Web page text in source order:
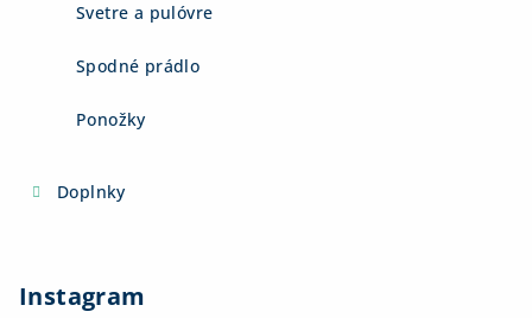
Svetre a pulóvre
Spodné prádlo
Ponožky
Doplnky
Instagram